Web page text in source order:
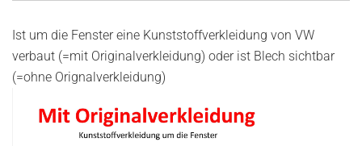
Ist um die Fenster eine Kunststoffverkleidung von VW
verbaut (=mit Originalverkleidung) oder ist Blech sichtbar
(=ohne Orignalverkleidung)